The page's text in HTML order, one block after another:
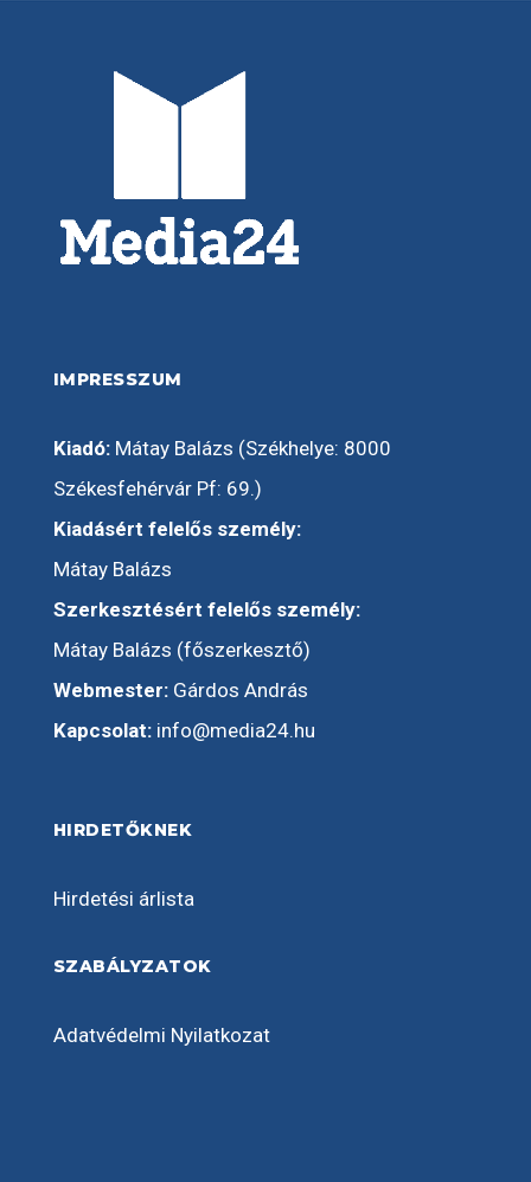
IMPRESSZUM
Kiadó:Mátay Balázs (Székhelye: 8000
Székesfehérvár Pf: 69.)
Kiadásért felelős személy:
Mátay Balázs
Szerkesztésért felelős személy:
Mátay Balázs (főszerkesztő)
Webmester:Gárdos András
Kapcsolat: info@media24.hu
HIRDETŐKNEK
Hirdetési árlista
SZABÁLYZATOK
Adatvédelmi Nyilatkozat